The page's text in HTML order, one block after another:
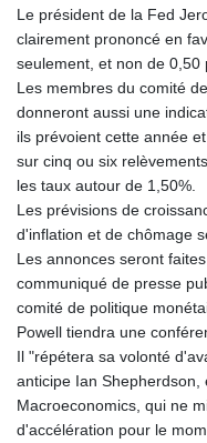
Le président de la Fed
clairement prononcé en
seulement, et non de 0,50
Les membres du comité
donneront aussi une
ils prévoient cette année
sur cinq ou six
les taux autour de 1,50%.
Les prévisions de
d'inflation et de chômage
Les annonces seront
communiqué de presse
comité de politique
Powell tiendra une
Il "répétera sa volonté
anticipe Ian Shepherdson,
Macroeconomics, qui ne
d'accélération pour le